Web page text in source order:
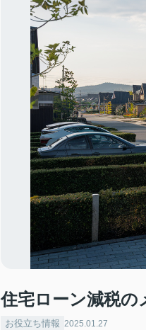
住宅ローン減税の
お役立ち情報 2025.01.27